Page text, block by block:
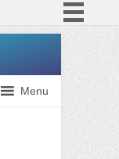
ParticipeMenu